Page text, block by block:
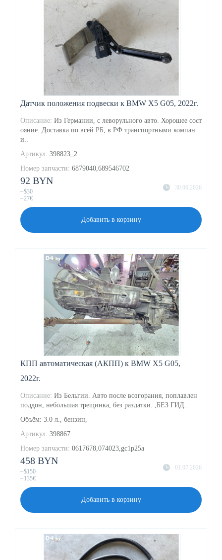
Датчик положения подвески к BMW X5 G05, 2022г.
Описание: Из Германии, с леворульного авто. Хорошее сост
ояние. Доставка по всей РБ, в РФ транспортными компан
и..
Артикул: 398823_2
Номер запчасти: 6879040,689546702
30.06.2026
92 BYN
~$30
~27€
Добавить в корзину
КПП автоматическая (АКПП) к BMW X5 G05,
2022г.
Описание: Из Бельгии. Авто после возгорания, поплавлен
поддон, небольшая трещинка, без раздатки. ,БЕЗ ГИД..
Объём: 3.0 л., бензин,
Артикул: 398867
Номер запчасти: 0617678,074023,gc1p25a
01.07.2026
458 BYN
~$150
~135€
Добавить в корзину